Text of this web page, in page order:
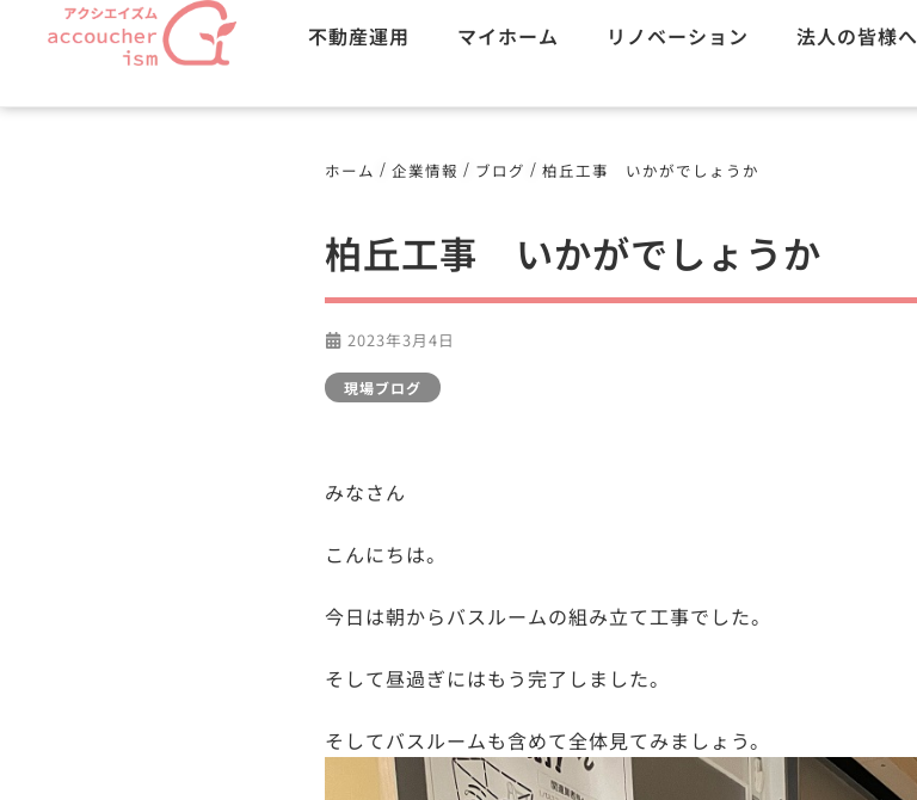
不動産運用 マイホーム リノベーション 法人の皆様へ
ホーム / 企業情報 / ブログ / 柏丘工事 いかがでしょうか
柏丘工事 いかがでしょうか
2023年3月4日
現場ブログ
みなさん
こんにちは。
今日は朝からバスルームの組み立て工事でした。
そして昼過ぎにはもう完了しました。
そしてバスルームも含めて全体見てみましょう。